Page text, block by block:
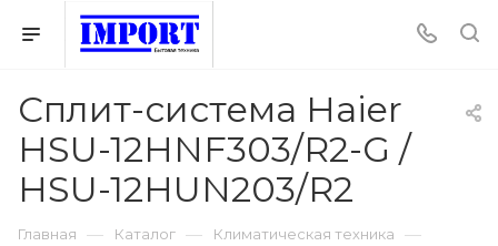
Сплит-система Haier
HSU-12HNF303/R2-G /
HSU-12HUN203/R2
Главная — Каталог — Климатическая техника —